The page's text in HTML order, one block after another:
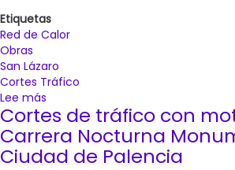
Etiquetas
Red de Calor
Obras
San Lázaro
Cortes Tráfico
Lee más
Las
obras
de
la
Cortes de tráfico con
Carrera Nocturna
Ciudad de Palencia